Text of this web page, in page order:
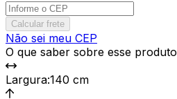
Calcular frete
Não sei meu CEP
O que saber sobre esse produto
Largura:140 cm